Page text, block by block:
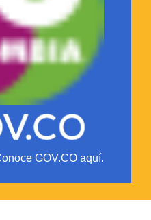
GOV.CO aquí.